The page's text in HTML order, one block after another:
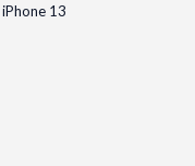
iPhone 13